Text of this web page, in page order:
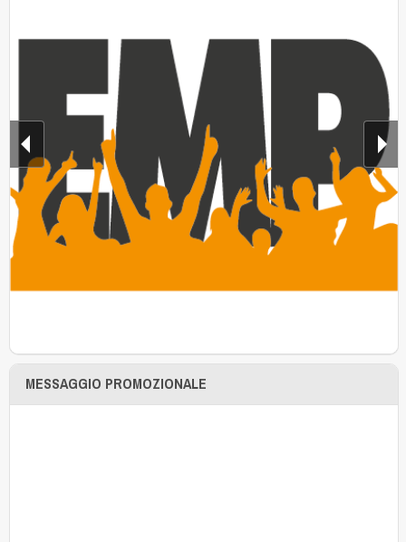
MESSAGGIO PROMOZIONALE